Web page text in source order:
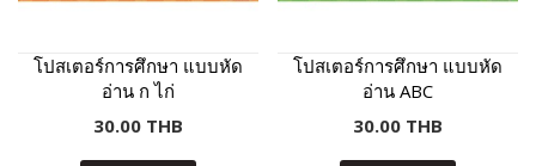
โปสเตอร์การศึกษา แบบหัด
อ่าน ก ไก่
30.00 THB
โปสเตอร์การศึกษา แบบหัด
อ่าน ABC
30.00 THB